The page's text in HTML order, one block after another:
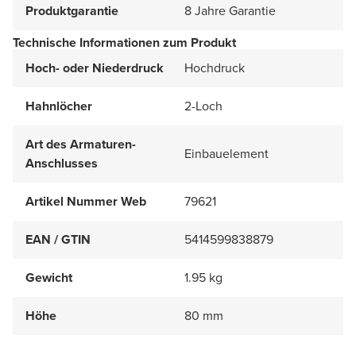
Produktgarantie
8 Jahre Garantie
Technische Informationen zum Produkt
Hoch- oder Niederdruck
Hochdruck
Hahnlöcher 2-Loch
Art des Armaturen-
Anschlusses
Einbauelement
Artikel Nummer Web 79621
EAN / GTIN 5414599838879
Gewicht 1.95 kg
Höhe 80 mm